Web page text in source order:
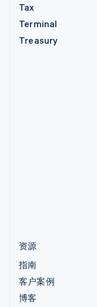
Tax
Terminal
Treasury
资源
指南
客户案例
博客